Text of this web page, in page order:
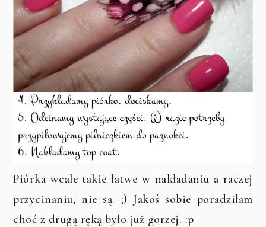
Piórka wcale takie łatwe w nakładaniu a raczej
przycinaniu, nie są. ;) Jakoś sobie poradziłam
choć z drugą ręką było już gorzej. :p